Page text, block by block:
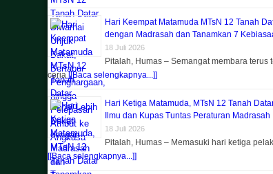
Hari Keempat Matamuda MTsN 12 Tanah
dengan Madrasah dan Tanamkan 7
18 Juli 2026
Pitalah, Humas – Semangat membara terus
ceria[[Baca selengkapnya...]]
Hari Ketiga Matamuda, MTsN 12 Tanah
Ilmu dan Kupas Tuntas Peraturan Madrasah
18 Juli 2026
Pitalah, Humas – Memasuki hari ketiga
[[Baca selengkapnya...]]